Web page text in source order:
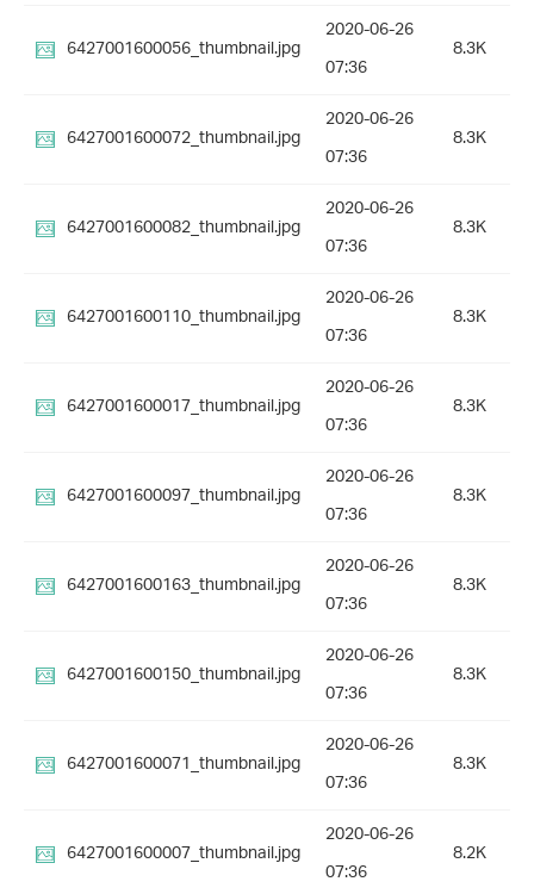
6427001600056_thumbnail.jpg
2020-06-26
07:36
8.3K
6427001600072_thumbnail.jpg
2020-06-26
07:36
8.3K
6427001600082_thumbnail.jpg
2020-06-26
07:36
8.3K
6427001600110_thumbnail.jpg
2020-06-26
07:36
8.3K
6427001600017_thumbnail.jpg
2020-06-26
07:36
8.3K
6427001600097_thumbnail.jpg
2020-06-26
07:36
8.3K
6427001600163_thumbnail.jpg
2020-06-26
07:36
8.3K
6427001600150_thumbnail.jpg
2020-06-26
07:36
8.3K
6427001600071_thumbnail.jpg
2020-06-26
07:36
8.3K
6427001600007_thumbnail.jpg
2020-06-26
07:36
8.2K